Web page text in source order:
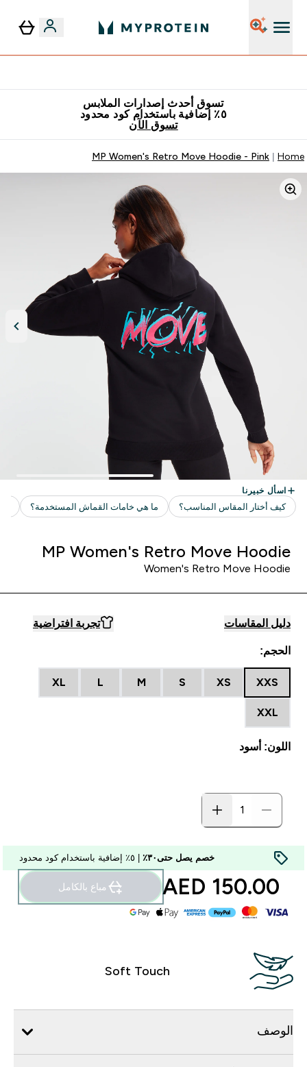
تسوق أحدث إصدارات الملابس
٥٪ إضافية باستخدام كود محدود
تسوق الآن
Home
MP Women's Retro Move Hoodie - Pink
MP Women's Retro Move Hoodie
Women's Retro Move Hoodie
دليل المقاسات تجربة افتراضية
الحجم:
XXS
XS
S
M
L
XL
XXL
اللون: أسود
خصم يصل حتى٣٠٪
150.00 AED‎ مباع بالكامل
Soft Touch
الوصف